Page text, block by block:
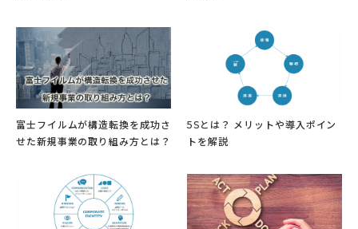
富士フイルムが構造転換を成功さ
せた新規事業の取り組み方とは？
5Sとは？ メリットや導入ポイン
トを解説